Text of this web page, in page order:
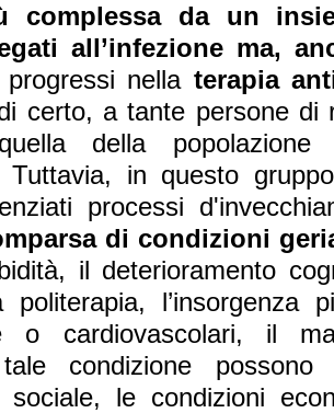
complessa da un
all’infezione ma,
nella terapia
certo, a tante persone di
della
Tuttavia, in questo
processi
di condizioni
il deterioramento
politerapia, l’insorgenza
o cardiovascolari, il
condizione
sociale, le condizioni